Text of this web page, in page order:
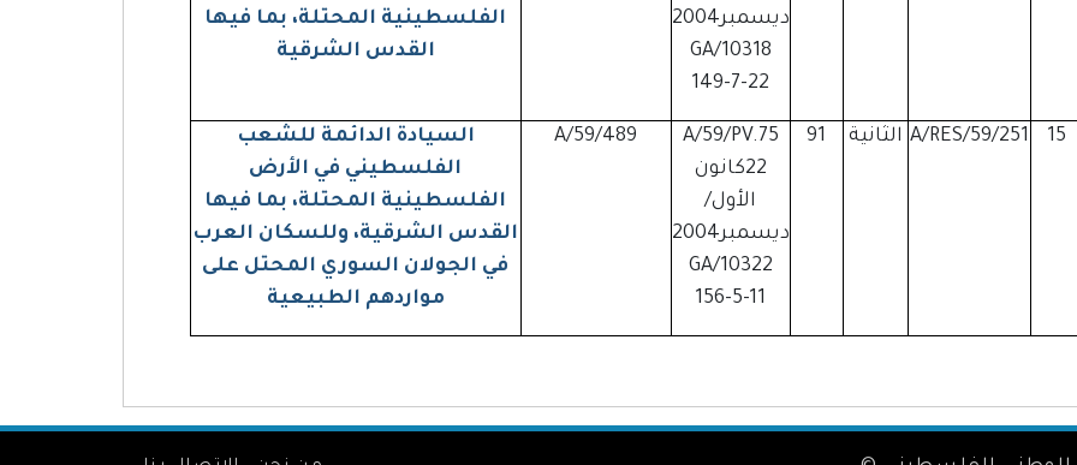
ديسمبر2004
GA/10318
149-7-22
الفلسطينية المحتلة، بما فيها
القدس الشرقية
15
A/RES/59/251 الثانية 91
A/59/PV.75
22كانون
الأول/
ديسمبر2004
GA/10322
156-5-11
A/59/489
السيادة الدائمة للشعب
الفلسطيني في الأرض
الفلسطينية المحتلة، بما فيها
القدس الشرقية، وللسكان العرب
في الجولان السوري المحتل على
مواردهم الطبيعية